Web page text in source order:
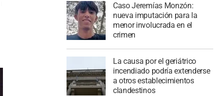
Caso Jeremías Monzón:
nueva imputación para la
menor involucrada en el
crimen
La causa por el geriátrico
incendiado podría extenderse
a otros establecimientos
clandestinos